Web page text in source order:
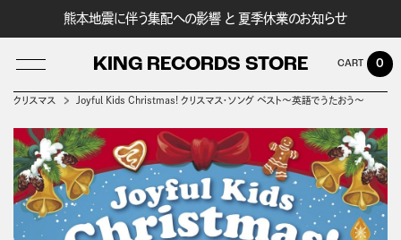
熊本地震に伴う集配への影響 と 夏季休業のお知らせ
KING RECORDS STORE
LOG IN
0
クリスマス Joyful Kids Christmas! クリスマス・ソング ベスト～英語でうたおう～